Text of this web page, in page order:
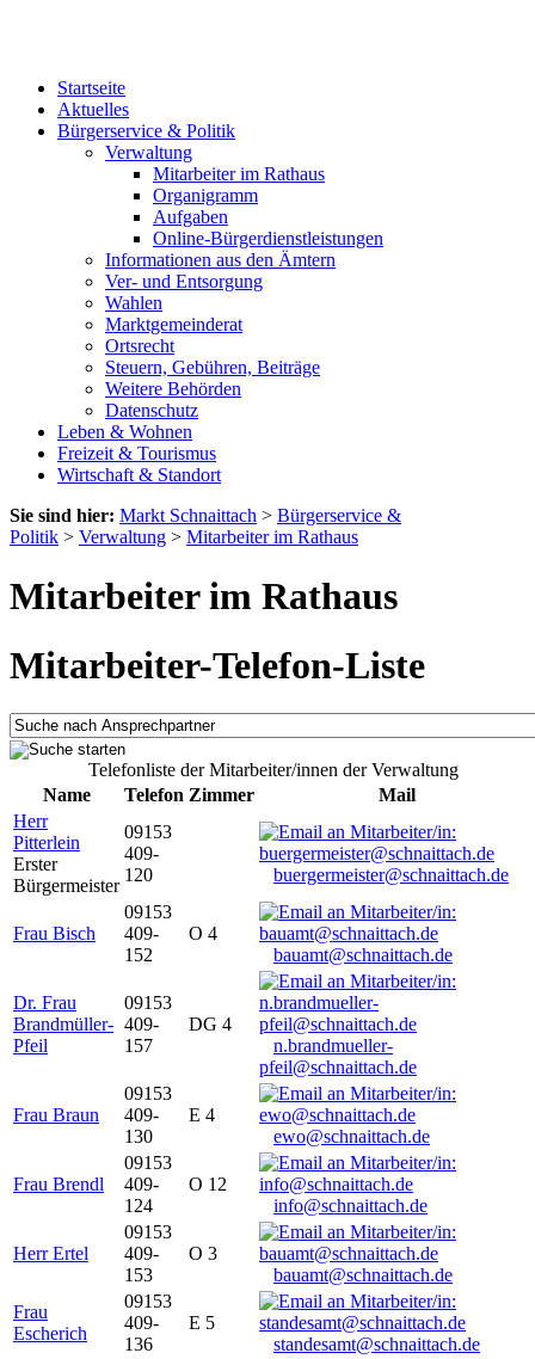
Startseite
Aktuelles
Bürgerservice & Politik
Verwaltung
Mitarbeiter im Rathaus
Organigramm
Aufgaben
Online-Bürgerdienstleistungen
Informationen aus den Ämtern
Ver- und Entsorgung
Wahlen
Marktgemeinderat
Ortsrecht
Steuern, Gebühren, Beiträge
Weitere Behörden
Datenschutz
Leben & Wohnen
Freizeit & Tourismus
Wirtschaft & Standort
Sie sind hier: Markt Schnaittach > Bürgerservice &
Politik > Verwaltung > Mitarbeiter im Rathaus
Mitarbeiter im Rathaus
Mitarbeiter-Telefon-Liste
Telefonliste der Mitarbeiter/innen der Verwaltung
Name
Telefon Zimmer
Mail
Herr
Pitterlein
Erster
Bürgermeister
09153
409-
120
buergermeister@schnaittach.de
Frau Bisch
09153
409-
152
O 4
bauamt@schnaittach.de
Dr. Frau
Brandmüller-
Pfeil
09153
409-
157
DG 4
n.brandmueller-
pfeil@schnaittach.de
Frau Braun
09153
409-
130
E 4
ewo@schnaittach.de
Frau Brendl
09153
409-
124
O 12
info@schnaittach.de
Herr Ertel
09153
409-
153
O 3
bauamt@schnaittach.de
Frau
Escherich
09153
409-
136
E 5
standesamt@schnaittach.de